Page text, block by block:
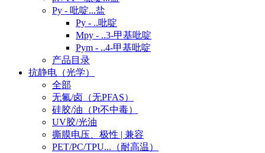
Py - 吡啶...盐
Py - ..吡啶
Mpy - ..3-甲基吡啶
Pym - ..4-甲基吡啶
产品目录
抗静电（光学）
全部
无氟/卤（无PFAS）
硅胶/油（Pt不中毒）
UV胶/光油
撕膜电压、极性 | 兼容
PET/PC/TPU...（耐高温）